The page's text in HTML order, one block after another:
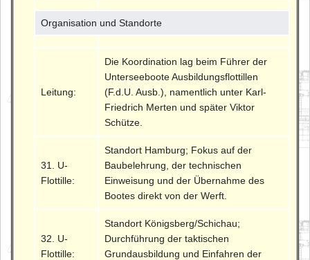
Organisation und Standorte
Leitung:
Die Koordination lag beim Führer der
Unterseeboote Ausbildungsflottillen
(F.d.U. Ausb.), namentlich unter Karl-
Friedrich Merten und später Viktor
Schütze.
31. U-
Flottille:
Standort Hamburg; Fokus auf der
Baubelehrung, der technischen
Einweisung und der Übernahme des
Bootes direkt von der Werft.
32. U-
Flottille:
Standort Königsberg/Schichau;
Durchführung der taktischen
Grundausbildung und Einfahren der